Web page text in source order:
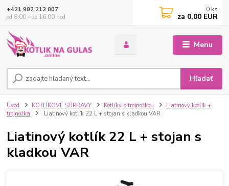
Menu
Hľadať
+421 902 212 007
od 8:00 - do 16:00 hod
0 ks
za 0,00 EUR
Úvod KOTLÍKOVÉ SÚPRAVY Kotlíky s trojnožkou
Liatinový kotlík +
trojnožka
Liatinový kotlík 22 L + stojan s kladkou VAR
Liatinový kotlík 22 L + stojan s
kladkou VAR